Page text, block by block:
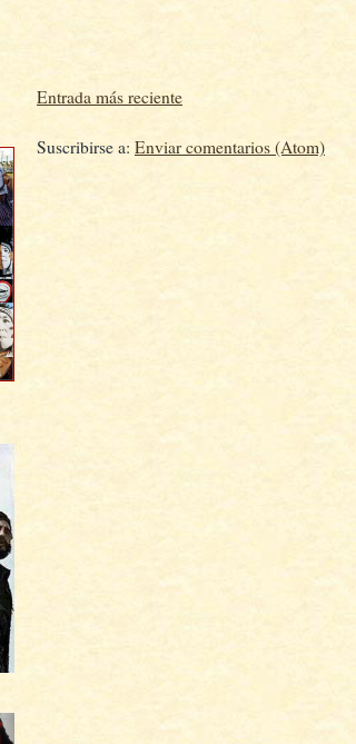
Entrada más reciente
Suscribirse a: Enviar comentarios (Atom)